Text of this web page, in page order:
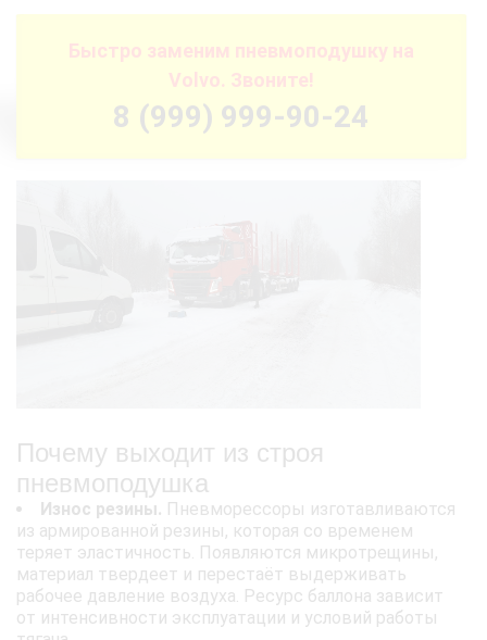
Быстро заменим пневмоподушку на
Volvo. Звоните!
8 (999) 999-90-24
Почему выходит из строя
пневмоподушка
Износ резины. Пневморессоры изготавливаются
из армированной резины, которая со временем
теряет эластичность. Появляются микротрещины,
материал твердеет и перестаёт выдерживать
рабочее давление воздуха. Ресурс баллона зависит
от интенсивности эксплуатации и условий работы